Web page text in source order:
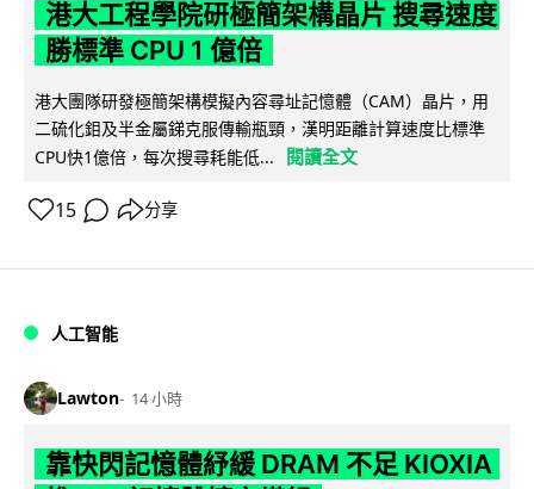
港大工程學院研極簡架構晶片 搜尋速度
勝標準 CPU 1 億倍
港大團隊研發極簡架構模擬內容尋址記憶體（CAM）晶片，用
二硫化鉬及半金屬銻克服傳輸瓶頸，漢明距離計算速度比標準
CPU快1億倍，每次搜尋耗能低...
閱讀全文
15 分享
人工智能
Lawton 14 小時
靠快閃記憶體紓緩 DRAM 不足 KIOXIA